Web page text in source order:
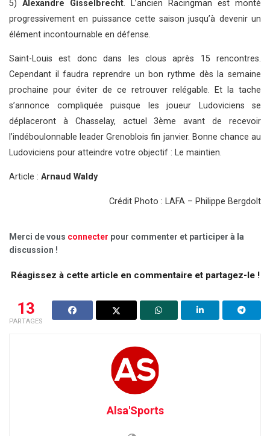
5) Alexandre Gisselbrecht. L’ancien Racingman est monté
progressivement en puissance cette saison jusqu’à devenir un
élément incontournable en défense.
Saint-Louis est donc dans les clous après 15 rencontres.
Cependant il faudra reprendre un bon rythme dès la semaine
prochaine pour éviter de ce retrouver relégable. Et la tache
s’annonce compliquée puisque les joueur Ludoviciens se
déplaceront à Chasselay, actuel 3ème avant de recevoir
l’indéboulonnable leader Grenoblois fin janvier. Bonne chance au
Ludoviciens pour atteindre votre objectif : Le maintien.
Article : Arnaud Waldy
Crédit Photo : LAFA – Philippe Bergdolt
Merci de vous connecter pour commenter et participer à la
discussion !
Réagissez à cette article en commentaire et partagez-le !
13
PARTAGES
Alsa'Sports